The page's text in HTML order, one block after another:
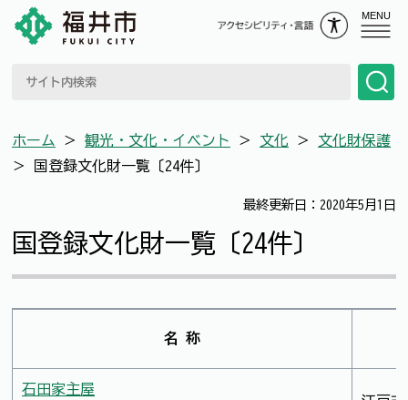
MENU
ホーム ＞ 観光・文化・イベント ＞ 文化 ＞ 文化財保護
＞
国登録文化財一覧〔24件〕
最終更新日：2020年5月1日
国登録文化財一覧〔24件〕
名 称
石田家主屋